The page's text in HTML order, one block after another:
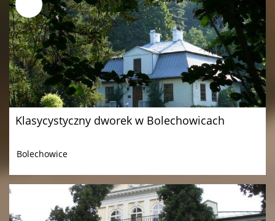
Klasycystyczny dworek w Bolechowicach
Bolechowice